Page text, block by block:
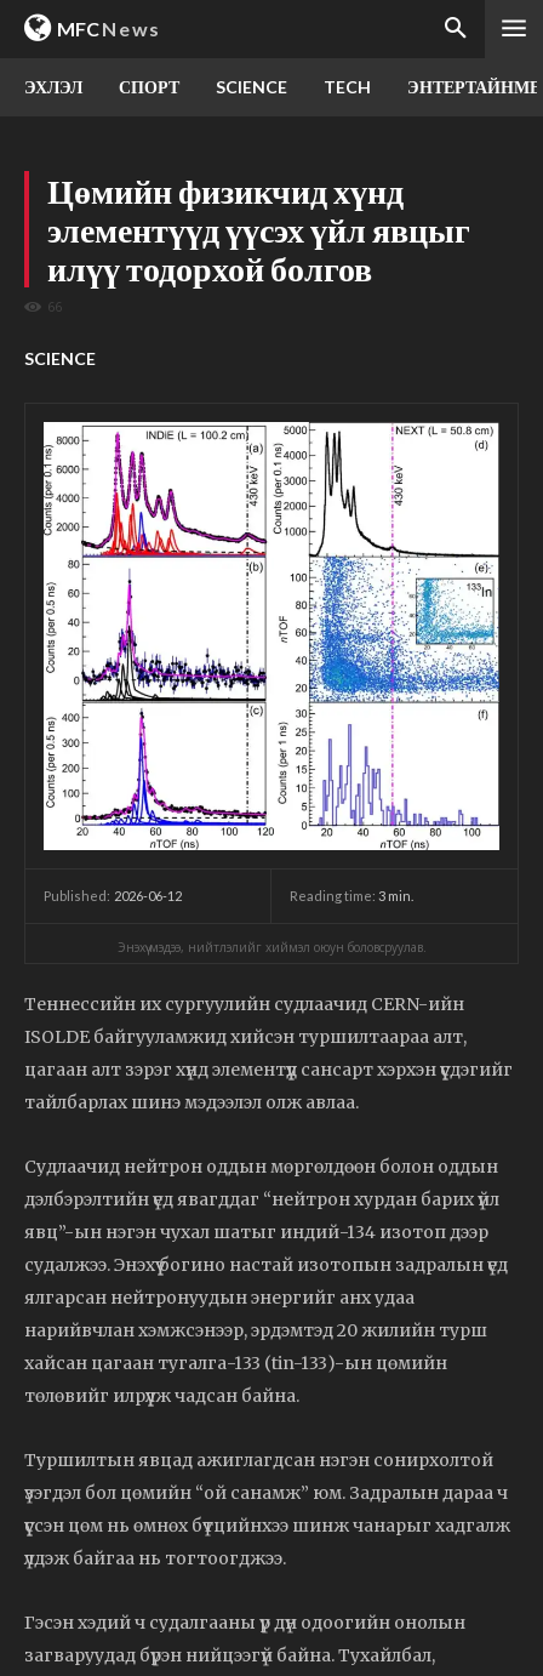
MFCNews
ЭХЛЭЛ СПОРТ SCIENCE TECH
Цөмийн физикчид хүнд
элементүүд үүсэх үйл явцыг
илүү тодорхой болгов
66
SCIENCE
Published: 2026-06-12 Reading time: 3 min.
Энэхүү мэдээ, нийтлэлийг хиймэл оюун боловсруулав.
Теннессийн их сургуулийн судлаачид CERN-ийн
ISOLDE байгууламжид хийсэн туршилтаараа алт,
цагаан алт зэрэг хүнд элементүүд сансарт хэрхэн үүсдэгийг
тайлбарлах шинэ мэдээлэл олж авлаа.
Судлаачид нейтрон оддын мөргөлдөөн болон оддын
дэлбэрэлтийн үед явагддаг “нейтрон хурдан барих үйл
явц”-ын нэгэн чухал шатыг индий-134 изотоп дээр
судалжээ. Энэхүү богино настай изотопын задралын үед
ялгарсан нейтронуудын энергийг анх удаа
нарийвчлан хэмжсэнээр, эрдэмтэд 20 жилийн турш
хайсан цагаан тугалга-133 (tin-133)-ын цөмийн
төлөвийг илрүүлж чадсан байна.
Туршилтын явцад ажиглагдсан нэгэн сонирхолтой
үзэгдэл бол цөмийн “ой санамж” юм. Задралын дараа ч
үүссэн цөм нь өмнөх бүтцийнхээ шинж чанарыг хадгалж
үлдэж байгаа нь тогтоогджээ.
Гэсэн хэдий ч судалгааны үр дүн одоогийн онолын
загваруудад бүрэн нийцээгүй байна. Тухайлбал,